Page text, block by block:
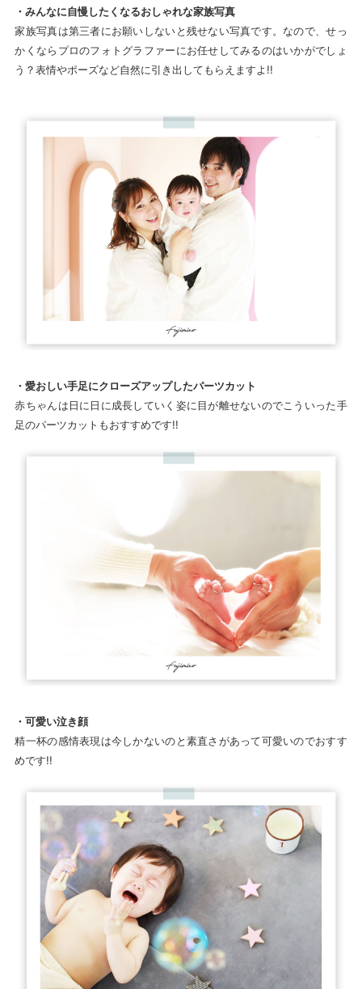
・みんなに自慢したくなるおしゃれな家族写真
家族写真は第三者にお願いしないと残せない写真です。なので、せっ
かくならプロのフォトグラファーにお任せしてみるのはいかがでしょ
う？表情やポーズなど自然に引き出してもらえますよ!!
・愛おしい手足にクローズアップしたパーツカット
赤ちゃんは日に日に成長していく姿に目が離せないのでこういった手
足のパーツカットもおすすめです!!
・可愛い泣き顔
精一杯の感情表現は今しかないのと素直さがあって可愛いのでおすす
めです!!